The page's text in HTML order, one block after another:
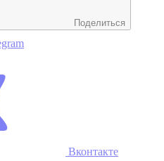
Поделиться
Вконтакте